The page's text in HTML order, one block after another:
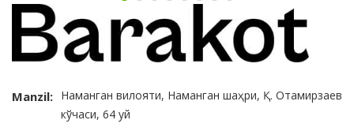
Manzil: Наманган вилояти, Наманган шаҳри, Қ. Отамирзаев
кўчаси, 64 уй